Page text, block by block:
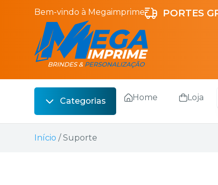
Bem-vindo à Megaimprime PORTES
Categorias
Escrita
Bebidas
Home Loja
Início / Suporte